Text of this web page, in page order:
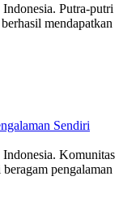
Putra-putri
mendapatkan
Sendiri
Komunitas
pengalaman